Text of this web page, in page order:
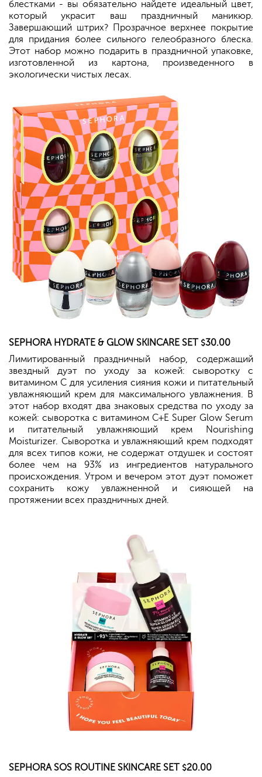
блестками - вы обязательно найдете идеальный цвет,
который украсит ваш праздничный маникюр.
Завершающий штрих? Прозрачное верхнее покрытие
для придания более сильного гелеобразного блеска.
Этот набор можно подарить в праздничной упаковке,
изготовленной из картона, произведенного в
экологически чистых лесах.
SEPHORA HYDRATE & GLOW SKINCARE SET $30.00
Лимитированный праздничный набор, содержащий
звездный дуэт по уходу за кожей: сыворотку с
витамином С для усиления сияния кожи и питательный
увлажняющий крем для максимального увлажнения. В
этот набор входят два знаковых средства по уходу за
кожей: сыворотка с витамином C+E Super Glow Serum
и питательный увлажняющий крем Nourishing
Moisturizer. Сыворотка и увлажняющий крем подходят
для всех типов кожи, не содержат отдушек и состоят
более чем на 93% из ингредиентов натурального
происхождения. Утром и вечером этот дуэт поможет
сохранить кожу увлажненной и сияющей на
протяжении всех праздничных дней.
SEPHORA SOS ROUTINE SKINCARE SET $20.00